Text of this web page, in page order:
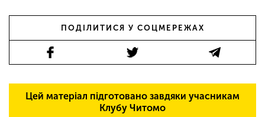
ПОДІЛИТИСЯ У СОЦМЕРЕЖАХ
Цей матеріал підготовано завдяки учасникам
Клубу Читомо